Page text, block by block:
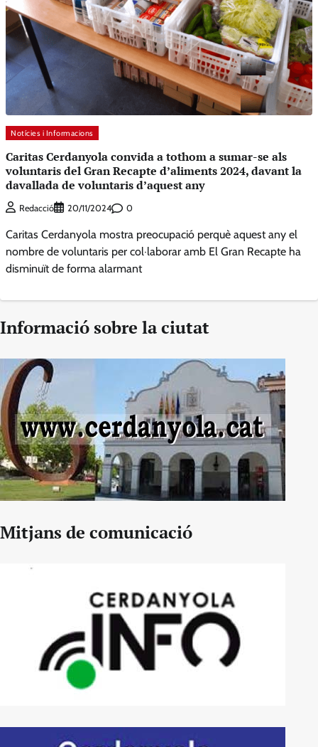
Notícies i Informacions
Caritas Cerdanyola convida a tothom a sumar-se als
voluntaris del Gran Recapte d’aliments 2024, davant la
davallada de voluntaris d’aquest any
Redacció 20/11/2024 0
Caritas Cerdanyola mostra preocupació perquè aquest any el
nombre de voluntaris per col·laborar amb El Gran Recapte ha
disminuït de forma alarmant
Informació sobre la ciutat
Mitjans de comunicació